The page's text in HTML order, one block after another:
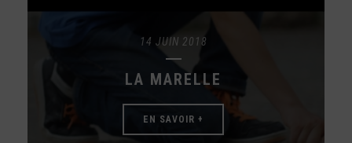
14 JUIN 2018
LA MARELLE
EN SAVOIR +